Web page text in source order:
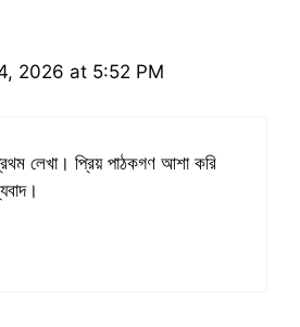
2026 at 5:52 PM
লেখা। প্রিয় পাঠকগণ আশা করি